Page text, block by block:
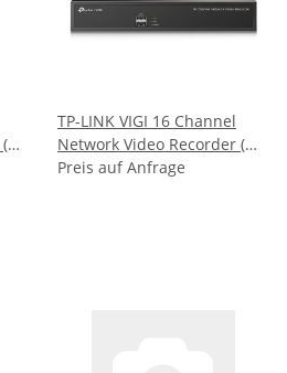
TP-LINK VIGI 16 Channel
Network Video Recorder (
VIGI NVR1016H )
Preis auf Anfrage